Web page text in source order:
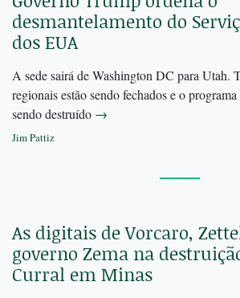
desmantelamento do
dos EUA
A sede sairá de Washington DC para Utah.
regionais estão sendo fechados e o programa
sendo destruído →
Jim Pattiz
As digitais de Vorcaro,
governo Zema na
Curral em Minas